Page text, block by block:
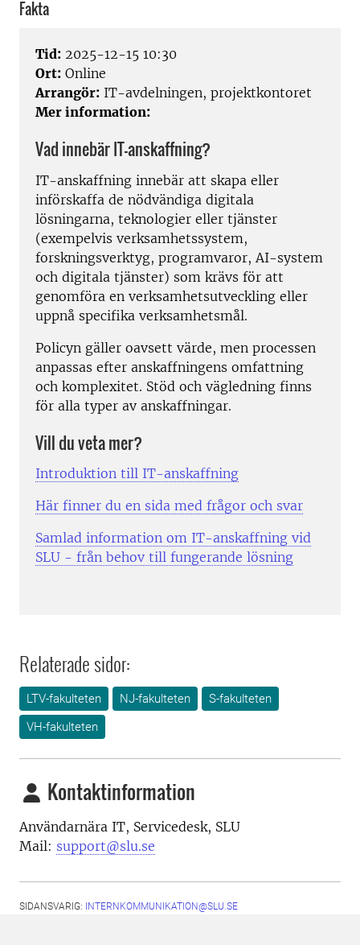
Fakta
Tid: 2025-12-15 10:30
Ort: Online
Arrangör: IT-avdelningen, projektkontoret
Mer information:
Vad innebär IT-anskaffning?
IT-anskaffning innebär att skapa eller
införskaffa de nödvändiga digitala
lösningarna, teknologier eller tjänster
(exempelvis verksamhetssystem,
forskningsverktyg, programvaror, AI-system
och digitala tjänster) som krävs för att
genomföra en verksamhetsutveckling eller
uppnå specifika verksamhetsmål.
Policyn gäller oavsett värde, men processen
anpassas efter anskaffningens omfattning
och komplexitet. Stöd och vägledning finns
för alla typer av anskaffningar.
Vill du veta mer?
Introduktion till IT-anskaffning
Här finner du en sida med frågor och svar
Samlad information om IT-anskaffning vid
SLU - från behov till fungerande lösning
Relaterade sidor:
LTV-fakulteten NJ-fakulteten
S-fakulteten
VH-fakulteten
Kontaktinformation
Användarnära IT, Servicedesk, SLU
Mail: support@slu.se
SIDANSVARIG: INTERNKOMMUNIKATION@SLU.SE